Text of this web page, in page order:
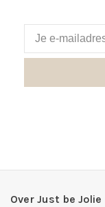
Over Just be Jolie